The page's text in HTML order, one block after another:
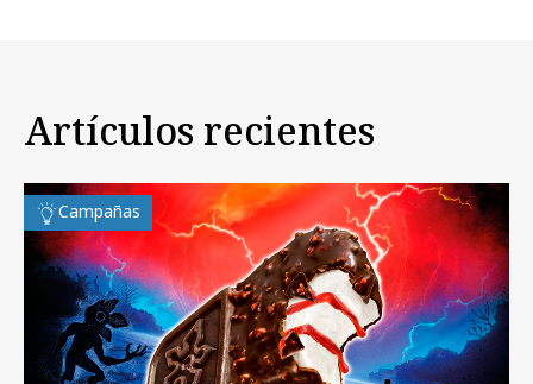
Artículos recientes
Campañas